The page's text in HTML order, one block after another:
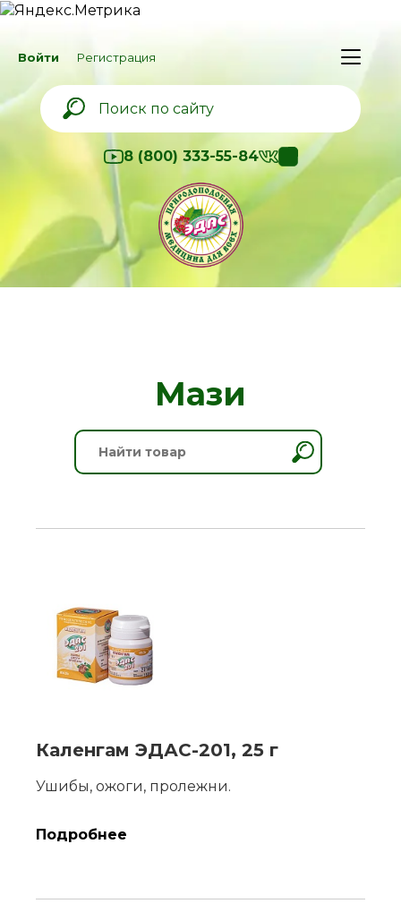
Войти Регистрация
8 (800) 333-55-84
Мази
Каленгам ЭДАС-201, 25 г
Ушибы, ожоги, пролежни.
Подробнее